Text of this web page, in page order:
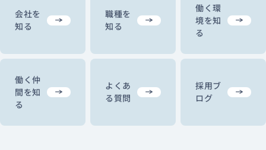
会社を
知る
職種を
知る
働く環
境を知
る
働く仲
間を知
る
よくあ
る質問
採用ブ
ログ